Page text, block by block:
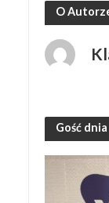
O
Gość dnia